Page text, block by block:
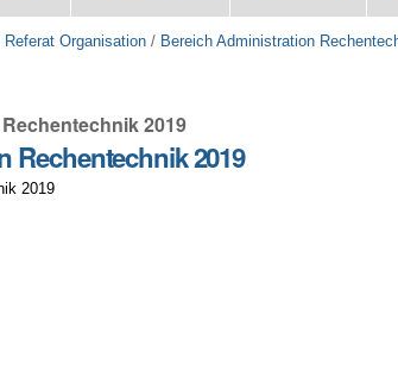
Referat Organisation / Bereich Administration
2019
Rechentechnik 2019
2019